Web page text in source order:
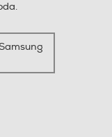
modelli degli